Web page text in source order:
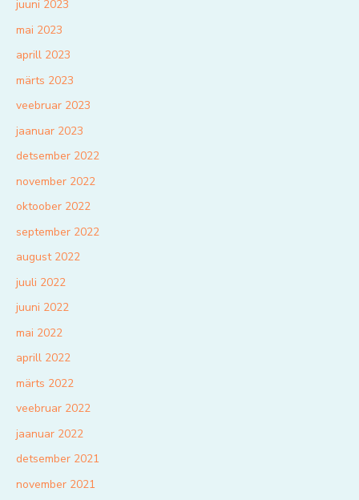
juuni 2023
mai 2023
aprill 2023
märts 2023
veebruar 2023
jaanuar 2023
detsember 2022
november 2022
oktoober 2022
september 2022
august 2022
juuli 2022
juuni 2022
mai 2022
aprill 2022
märts 2022
veebruar 2022
jaanuar 2022
detsember 2021
november 2021